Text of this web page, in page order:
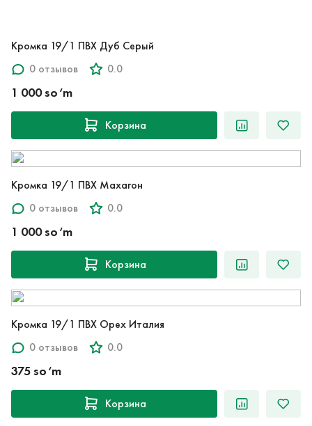
Кромка 19/1 ПВХ Дуб Серый
0 отзывов
0.0
1 000 so‘m
Корзина
Кромка 19/1 ПВХ Махагон
0 отзывов
0.0
1 000 so‘m
Корзина
Кромка 19/1 ПВХ Орех Италия
0 отзывов
0.0
375 so‘m
Корзина